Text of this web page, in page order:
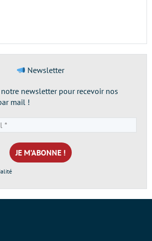
Newsletter
newsletter pour recevoir nos
mail !
e-
mail
*